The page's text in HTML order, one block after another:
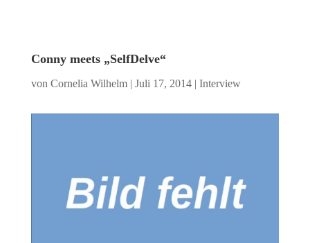
Conny meets „SelfDelve“
von Cornelia Wilhelm| Juli 17, 2014| Interview